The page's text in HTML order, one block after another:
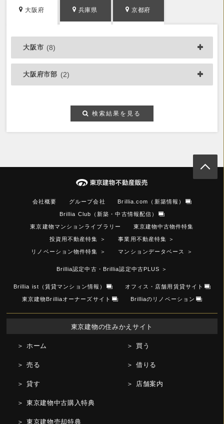
大阪府 兵庫県 京都府
大阪市 (8)
大阪府市部 (2)
検索結果を見る
会社概要 グループ会社 Brillia.com（新築情報）
Brillia Club（新築・中古情報配信）
東京建物マンションライブラリー 東京建物中古物件特集
投資用不動産特集 ＞ 事業用不動産特集 ＞
リノベーション物件特集 ＞ マンションデータベース ＞
Brillia認定中古・Brillia認定中古PLUS ＞
Brillia ist（賃貸マンション情報） オフィス・店舗用賃貸サイト
東京建物Brilliaオーナーズサイト Brilliaのリノベーション
東京建物の住みかえサイト
＞ ホーム ＞ 買う
＞ 売る ＞ 借りる
＞ 貸す ＞ 店舗案内
＞ 東京建物中古購入特典
＞ 東京建物売却特典